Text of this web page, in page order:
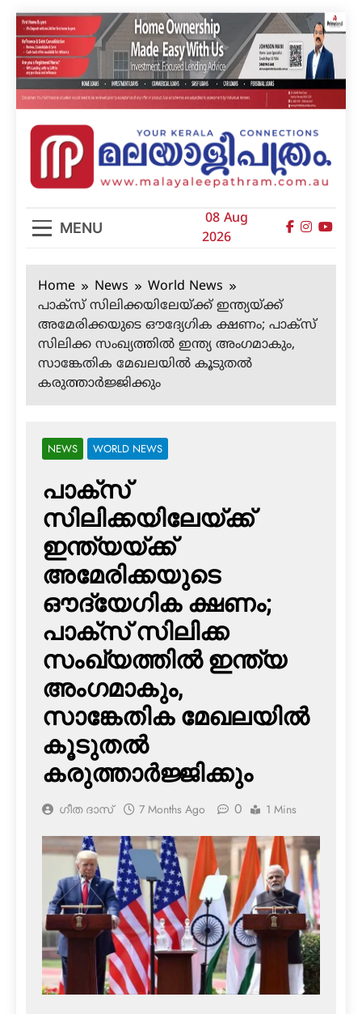
Skip
to
content
മലയാളിപത്രം
MENU
08 Aug
2026
Home News
World News
പാക്‌സ് സിലിക്കയിലേയ്ക്ക് ഇന്ത്യയ്ക്ക്
അമേരിക്കയുടെ ഔദ്യേഗിക ക്ഷണം; പാക്‌സ്
സിലിക്ക സംഖ്യത്തില്‍ ഇന്ത്യ അംഗമാകും,
സാങ്കേതിക മേഖലയില്‍ കൂടുതല്‍
കരുത്താര്‍ജ്ജിക്കും
NEWS WORLD NEWS
പാക്‌സ്
സിലിക്കയിലേയ്ക്ക്
ഇന്ത്യയ്ക്ക്
അമേരിക്കയുടെ
ഔദ്യേഗിക ക്ഷണം;
പാക്‌സ് സിലിക്ക
സംഖ്യത്തില്‍ ഇന്ത്യ
അംഗമാകും,
സാങ്കേതിക മേഖലയില്‍
കൂടുതല്‍
കരുത്താര്‍ജ്ജിക്കും
ഗീത ദാസ്‌ 7 Months Ago 0 1 Mins